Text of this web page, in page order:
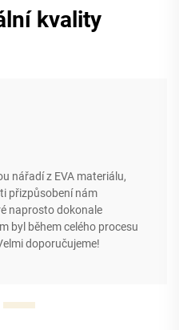
kvality
nářadí z EVA materiálu,
přizpůsobení nám
naprosto dokonale
byl během celého procesu
doporučujeme!